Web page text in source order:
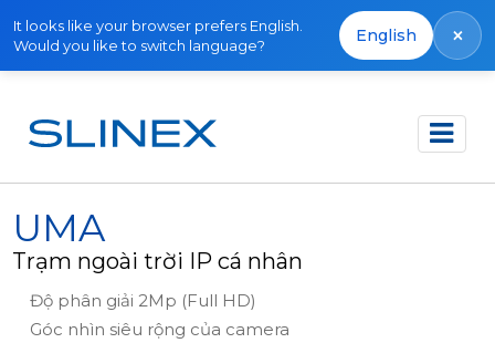
It looks like your browser prefers English.
Would you like to switch language?
English ×
Trang chủ Sản phẩm
UMA
Trạm ngoài trời IP cá nhân
Độ phân giải 2Mp (Full HD)
Góc nhìn siêu rộng của camera